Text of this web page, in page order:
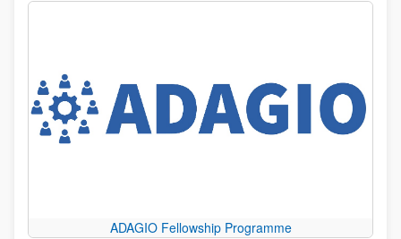
ADAGIO Fellowship Programme